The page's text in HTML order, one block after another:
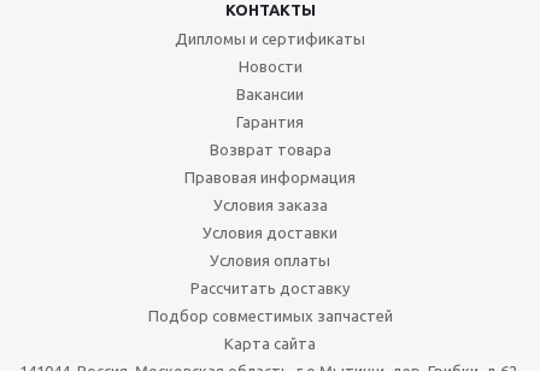
КОНТАКТЫ
Дипломы и сертификаты
Новости
Вакансии
Гарантия
Возврат товара
Правовая информация
Условия заказа
Условия доставки
Условия оплаты
Рассчитать доставку
Подбор совместимых запчастей
Карта сайта